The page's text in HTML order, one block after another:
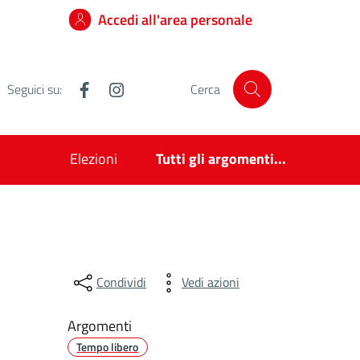
Accedi all'area personale
Seguici su: Facebook Cerca
Elezioni Tutti gli argomenti...
Condividi Vedi azioni
Argomenti
Tempo libero